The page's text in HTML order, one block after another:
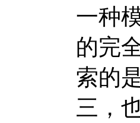
一种
的完
索的
三，